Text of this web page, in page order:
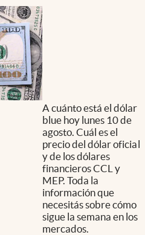
A cuánto está el dólar
blue hoy lunes 10 de
agosto. Cuál es el
precio del dólar oficial
y de los dólares
financieros CCL y
MEP. Toda la
información que
necesitás sobre cómo
sigue la semana en los
mercados.